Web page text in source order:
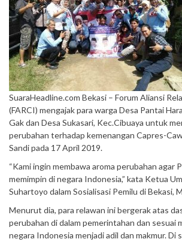
SuaraHeadline.com Bekasi – Forum Aliansi
(FARCI) mengajak para warga Desa Pantai
Gak dan Desa Sukasari, Kec.Cibuaya untuk
perubahan terhadap kemenangan Capres-
Sandi pada 17 April 2019.
“Kami ingin membawa aroma perubahan agar
memimpin di negara Indonesia,” kata Ketua
Suhartoyo dalam Sosialisasi Pemilu di Bekasi,
Menurut dia, para relawan ini bergerak atas
perubahan di dalam pemerintahan dan sesuai
negara Indonesia menjadi adil dan makmur. Di